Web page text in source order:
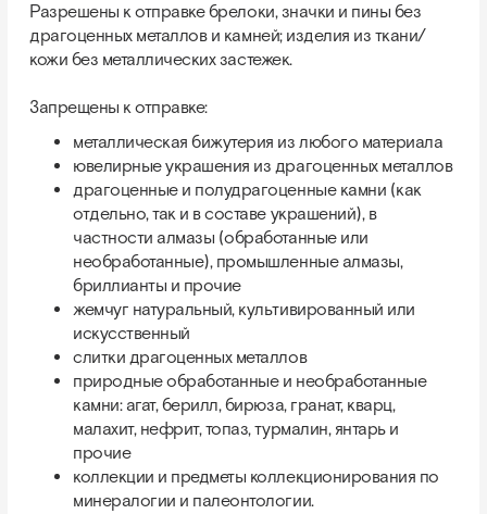
Разрешены к отправке брелоки, значки и пины без
драгоценных металлов и камней; изделия из ткани/
кожи без металлических застежек.
Запрещены к отправке:
металлическая бижутерия из любого материала
ювелирные украшения из драгоценных металлов
драгоценные и полудрагоценные камни (как
отдельно, так и в составе украшений), в
частности алмазы (обработанные или
необработанные), промышленные алмазы,
бриллианты и прочие
жемчуг натуральный, культивированный или
искусственный
слитки драгоценных металлов
природные обработанные и необработанные
камни: агат, берилл, бирюза, гранат, кварц,
малахит, нефрит, топаз, турмалин, янтарь и
прочие
коллекции и предметы коллекционирования по
минералогии и палеонтологии.